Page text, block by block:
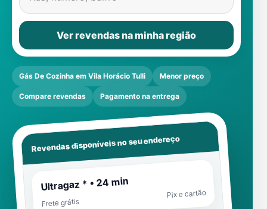
Ver revendas na minha região
Gás De Cozinha em Vila Horácio Tulli Menor preço
Compare revendas Pagamento na entrega
Revendas disponíveis no seu endereço
Ultragaz * • 24 min
Frete grátis
Pix e cartão